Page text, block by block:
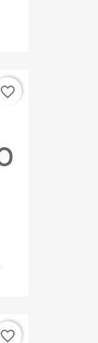
favorite_border
favorite_border